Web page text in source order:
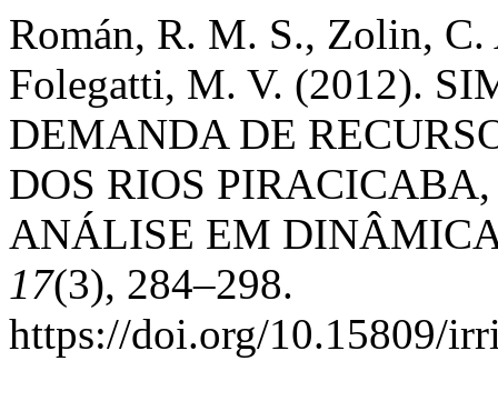
Román, R. M. S., Zolin,
Folegatti, M. V. (2012).
DEMANDA DE
DOS RIOS
ANÁLISE EM
17(3), 284–298.
https://doi.org/10.15809/